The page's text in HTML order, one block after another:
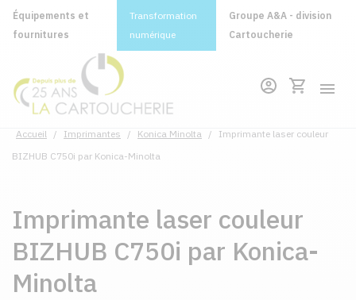
Équipements et
fournitures
Transformation
numérique
Groupe A&A - division
Cartoucherie
Accueil / Imprimantes / Konica Minolta /
Imprimante laser couleur
BIZHUB C750i par Konica-Minolta
Imprimante laser couleur
BIZHUB C750i par Konica-
Minolta